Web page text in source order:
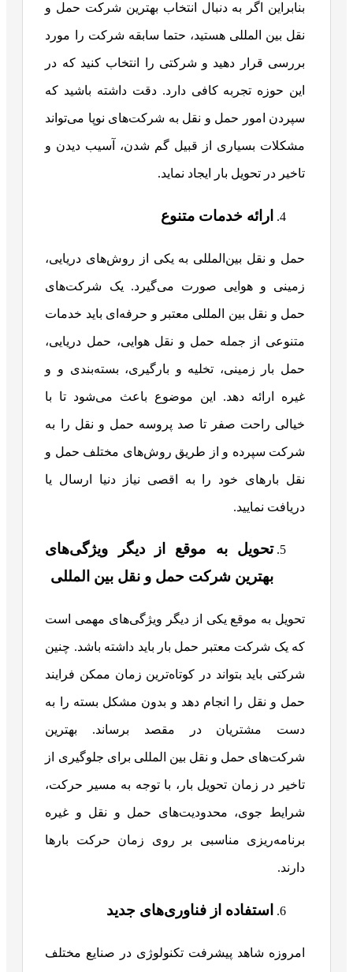
بنابراین اگر به دنبال انتخاب بهترین شرکت حمل و
نقل بین المللی هستید، حتما سابقه شرکت را مورد
بررسی قرار دهید و شرکتی را انتخاب کنید که در
این حوزه تجربه کافی دارد. دقت داشته باشید که
سپردن امور حمل و نقل به شرکت‌های نوپا می‌تواند
مشکلات بسیاری از قبیل گم شدن، آسیب دیدن و
تاخیر در تحویل بار ایجاد نماید.
ارائه خدمات متنوع
حمل و نقل بین‌المللی به یکی از روش‌های دریایی،
زمینی و هوایی صورت می‌گیرد. یک شرکت‌های
حمل و نقل بین المللی معتبر و حرفه‌ای باید خدمات
متنوعی از جمله حمل و نقل هوایی، حمل دریایی،
حمل بار زمینی، تخلیه و بارگیری، بسته‌بندی و و
غیره ارائه دهد. این موضوع باعث می‌شود تا با
خیالی راحت صفر تا صد پروسه حمل و نقل را به
شرکت سپرده و از طریق روش‌های مختلف حمل و
نقل بارهای خود را به اقصی نیاز دنیا ارسال یا
دریافت نمایید.
تحویل به موقع از دیگر ویژگی‌های
بهترین شرکت حمل و نقل بین المللی
تحویل به موقع یکی از دیگر ویژگی‌های مهمی است
که یک شرکت معتبر حمل بار باید داشته باشد. چنین
شرکتی باید بتواند در کوتاه‌ترین زمان ممکن فرایند
حمل و نقل را انجام دهد و بدون مشکل بسته را به
دست مشتریان در مقصد برساند. بهترین
شرکت‌های حمل و نقل بین المللی برای جلوگیری از
تاخیر در زمان تحویل بار، با توجه به مسیر حرکت،
شرایط جوی، محدودیت‌های حمل و نقل و غیره
برنامه‌ریزی مناسبی بر روی زمان حرکت بارها
دارند.
استفاده از فناوری‌های جدید
امروزه شاهد پیشرفت تکنولوژی در صنایع مختلف